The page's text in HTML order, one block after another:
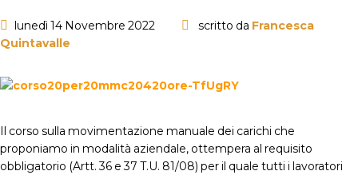
lunedì 14 Novembre 2022 scritto da Francesca
Quintavalle
Il corso sulla movimentazione manuale dei carichi che
proponiamo in modalità aziendale, ottempera al requisito
obbligatorio (Artt. 36 e 37 T.U. 81/08) per il quale tutti i lavoratori